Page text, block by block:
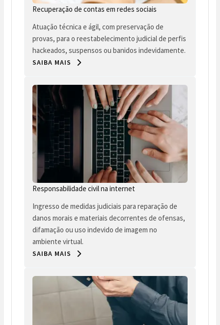
Recuperação de contas em redes sociais
Atuação técnica e ágil, com preservação de
provas, para o reestabelecimento judicial de perfis
hackeados, suspensos ou banidos indevidamente.
SAIBA MAIS
Responsabilidade civil na internet
Ingresso de medidas judiciais para reparação de
danos morais e materiais decorrentes de ofensas,
difamação ou uso indevido de imagem no
ambiente virtual.
SAIBA MAIS